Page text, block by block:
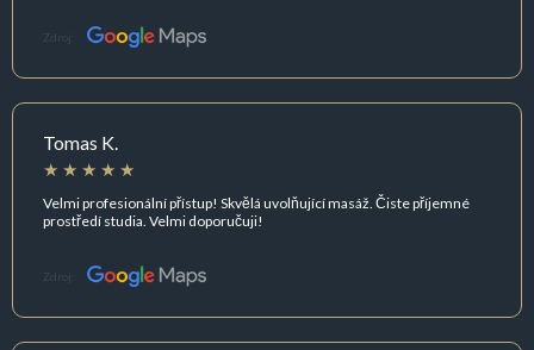
Zdroj:
Tomas K.
Velmi profesionální přístup! Skvělá uvolňující masáž. Čiste příjemné
prostředí studia. Velmi doporučuji!
Zdroj: